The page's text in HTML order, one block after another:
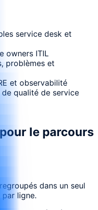
service desk et
owners ITIL
problèmes et
et observabilité
de qualité de service
le parcours
dans un seul
ligne.